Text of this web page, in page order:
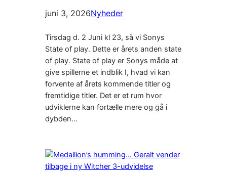
juni 3, 2026Nyheder
Tirsdag d. 2 Juni kl 23, så vi Sonys
State of play. Dette er årets anden state
of play. State of play er Sonys måde at
give spillerne et indblik I, hvad vi kan
forvente af årets kommende titler og
fremtidige titler. Det er et rum hvor
udviklerne kan fortælle mere og gå i
dybden…